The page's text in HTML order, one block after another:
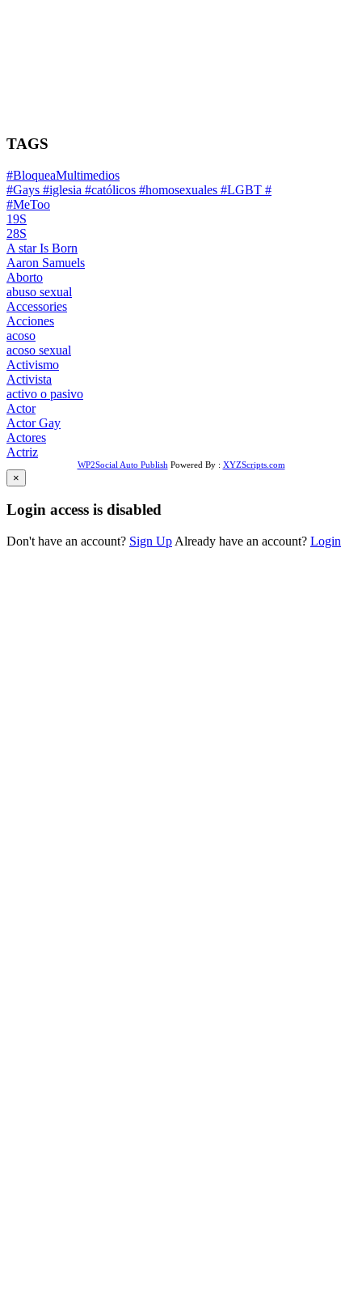
TAGS
#BloqueaMultimedios
#Gays #iglesia #católicos #homosexuales #LGBT #
#MeToo
19S
28S
A star Is Born
Aaron Samuels
Aborto
abuso sexual
Accessories
Acciones
acoso
acoso sexual
Activismo
Activista
activo o pasivo
Actor
Actor Gay
Actores
Actriz
WP2Social Auto Publish Powered By : XYZScripts.com
×
Login access is disabled
Don't have an account? Sign Up Already have an account? Login